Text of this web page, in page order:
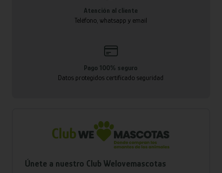
Atención al cliente
Teléfono, whatsapp y email
Pago 100% seguro
Datos protegidos certificado seguridad
Únete a nuestro Club Welovemascotas